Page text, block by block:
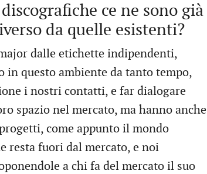
ce ne sono già
da quelle esistenti?
dalle etichette indipendenti,
in questo ambiente da tanto tempo,
i nostri contatti, e far dialogare
spazio nel mercato, ma hanno anche
come appunto il mondo
resta fuori dal mercato, e noi
a chi fa del mercato il suo